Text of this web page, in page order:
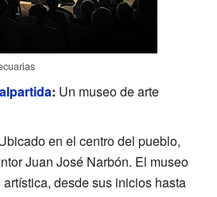
: Un museo de arte
en el centro del pueblo,
Juan José Narbón. El museo
desde sus inicios hasta